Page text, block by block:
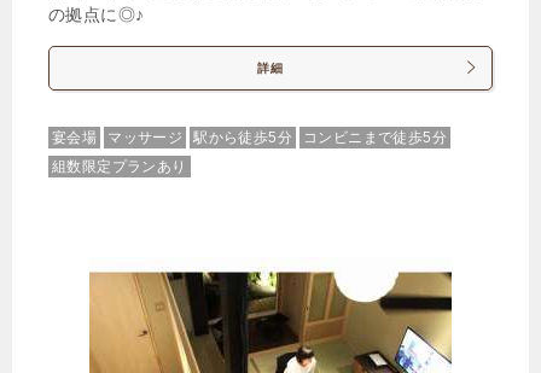
【選べるお部屋と価格】
【全室禁煙/バスタブ付】ツイン ★
17,144円【全室禁煙/バスタブ付】デラックス
ツイン（アネックス）
【14時チェックアウト】ゆっくり贅沢な滞在を レ
イトチェックアウトプラン（素泊まり）
の拠点に◎♪
詳細
宴会場 マッサージ 駅から徒歩5分
コンビニまで徒歩5分
組数限定プランあり